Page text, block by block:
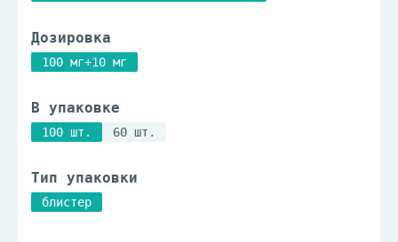
Дозировка
100 мг+10 мг
В упаковке
100 шт. 60 шт.
Тип упаковки
блистер